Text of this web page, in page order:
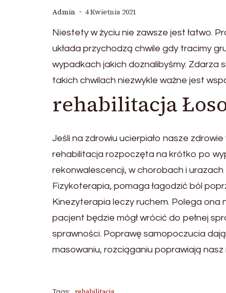
Admin 4 Kwietnia 2021
Niestety w życiu nie zawsze jest łatwo.
układa przychodzą chwile gdy tracimy
wypadkach jakich doznalibyśmy. Zdarza
takich chwilach niezwykle ważne jest
rehabilitacja
Jeśli na zdrowiu ucierpiało nasze
rehabilitacja rozpoczęta na krótko po
rekonwalescencji, w chorobach i urazach
Fizykoterapia, pomaga łagodzić ból
Kinezyterapia leczy ruchem. Polega ona
pacjent będzie mógł wrócić do pełnej
sprawności. Poprawę samopoczucia
masowaniu, rozciąganiu poprawiają nasz